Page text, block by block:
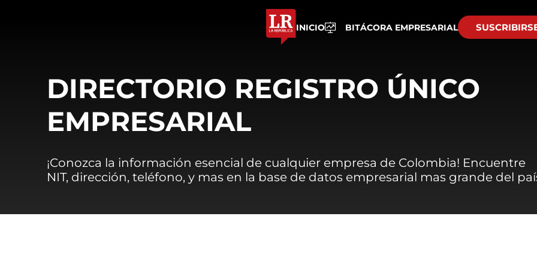
INICIO BITÁCORA EMPRESARIAL
DIRECTORIO REGISTRO ÚNICO
EMPRESARIAL
¡Conozca la información esencial de cualquier empresa de Colombia! Encuentre
NIT, dirección, teléfono, y mas en la base de datos empresarial mas grande del